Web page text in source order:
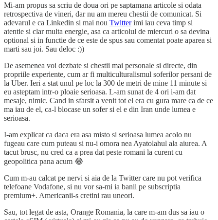
Mi-am propus sa scriu de doua ori pe saptamana articole si odata
retrospectiva de vineri, dar nu am mereu chestii de comunicat. Si
adevarul e ca Linkedin si mai nou Twitterimi iau ceva timp si
atentie si clar multa energie, asa ca articolul de miercuri o sa devina
optional si in functie de ce este de spus sau comentat poate aparea si
marti sau joi. Sau deloc :))
De asemenea voi dezbate si chestii mai personale si directe, din
propriile experiente, cum ar fi multiculturalismul soferilor persani de
la Uber. Ieri a stat unul pe loc la 300 de metri de mine 11 minute si
eu asteptam intr-o ploaie serioasa. L-am sunat de 4 ori i-am dat
mesaje, nimic. Cand in sfarsit a venit tot el era cu gura mare ca de ce
ma iau de el, ca-l blocase un sofer si el e din Iran unde lumea e
serioasa.
I-am explicat ca daca era asa misto si serioasa lumea acolo nu
fugeau care cum puteau si nu-i omora nea Ayatolahul ala aiurea. A
tacut brusc, nu cred ca a prea dat peste romani la curent cu
geopolitica pana acum 😂
Cum m-au calcat pe nervi si aia de la Twitter care nu pot verifica
telefoane Vodafone, si nu vor sa-mi ia banii pe subscriptia
premium+. Americanii-s cretini rau uneori.
Sau, tot legat de asta, Orange Romania, la care m-am dus sa iau o